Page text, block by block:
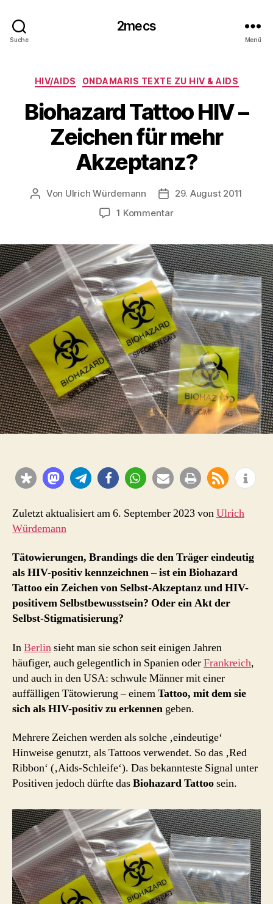
Suche
2mecs
Menü
Kategorien
HIV/AIDS ONDAMARIS TEXTE ZU HIV & AIDS
Biohazard Tattoo HIV –
Zeichen für mehr
Akzeptanz?
Beitragsautor
Von Ulrich Würdemann Beitragsdatum
29. August 2011
1 Kommentarzu
HIV
–
Zeichen
für
mehr
Akzeptanz?
Zuletzt aktualisiert am 6. September 2023 vonUlrich
Würdemann
Tätowierungen, Brandings die den Träger eindeutig
als HIV-positiv kennzeichnen – ist ein Biohazard
Tattoo ein Zeichen von Selbst-Akzeptanz und HIV-
positivem Selbstbewusstsein? Oder ein Akt der
Selbst-Stigmatisierung?
InBerlinsieht man sie schon seit einigen Jahren
häufiger, auch gelegentlich in Spanien oderFrankreich,
und auch in den USA: schwule Männer mit einer
auffälligen Tätowierung – einemTattoo, mit dem sie
sich als HIV-positiv zu erkennen geben.
Mehrere Zeichen werden als solche ‚eindeutige‘
Hinweise genutzt, als Tattoos verwendet. So das ‚Red
Ribbon‘ (‚Aids-Schleife‘). Das bekannteste Signal unter
Positiven jedoch dürfte dasBiohazard Tattoosein.